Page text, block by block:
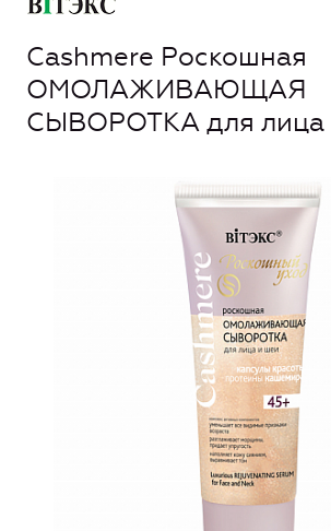
Cashmere Роскошная
ОМОЛАЖИВАЮЩАЯ
СЫВОРОТКА для лица